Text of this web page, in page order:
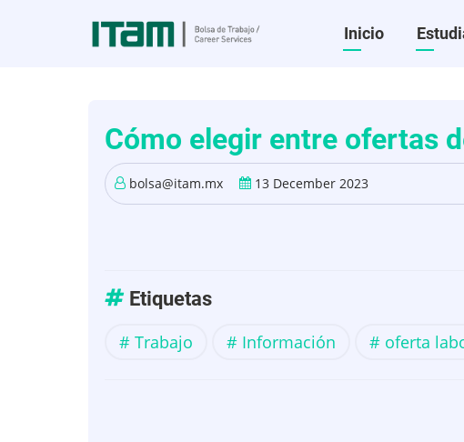
Principal
de
Trabajo
Inicio
Cómo elegir entre ofertas
bolsa@itam.mx 13 December 2023
Etiquetas
Trabajo Información oferta